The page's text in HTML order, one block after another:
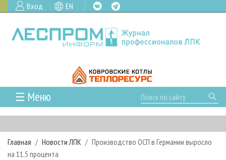
Вход EN
☰ Меню
ГЛАВНАЯ
РУБРИКИ И ТЕМЫ
РУБРИКИ ЖУРНАЛА
НОВОСТИ
Главная Новости ЛПК
Производство ОСП в Германии выросло
на 11,5 процента